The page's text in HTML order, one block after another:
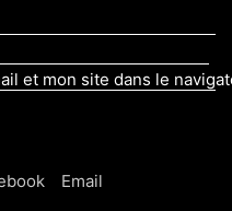
et mon site dans le
Email